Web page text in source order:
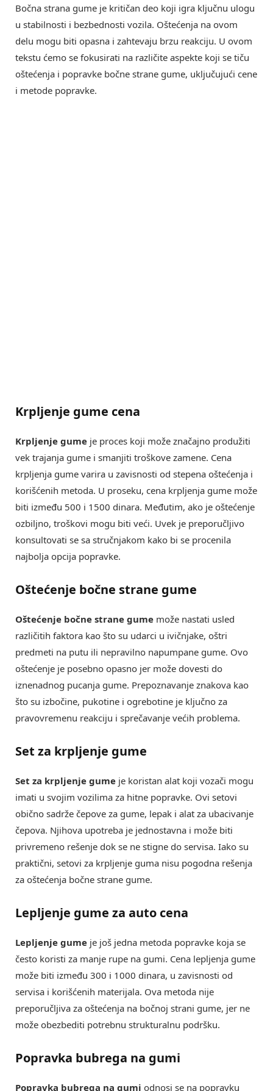
Bočna strana gume je kritičan deo koji igra ključnu ulogu
u stabilnosti i bezbednosti vozila. Oštećenja na ovom
delu mogu biti opasna i zahtevaju brzu reakciju. U ovom
tekstu ćemo se fokusirati na različite aspekte koji se tiču
oštećenja i popravke bočne strane gume, uključujući cene
i metode popravke.
Krpljenje gume cena
Krpljenje gume je proces koji može značajno produžiti
vek trajanja gume i smanjiti troškove zamene. Cena
krpljenja gume varira u zavisnosti od stepena oštećenja i
korišćenih metoda. U proseku, cena krpljenja gume može
biti između 500 i 1500 dinara. Međutim, ako je oštećenje
ozbiljno, troškovi mogu biti veći. Uvek je preporučljivo
konsultovati se sa stručnjakom kako bi se procenila
najbolja opcija popravke.
Oštećenje bočne strane gume
Oštećenje bočne strane gume može nastati usled
različitih faktora kao što su udarci u ivičnjake, oštri
predmeti na putu ili nepravilno napumpane gume. Ovo
oštećenje je posebno opasno jer može dovesti do
iznenadnog pucanja gume. Prepoznavanje znakova kao
što su izbočine, pukotine i ogrebotine je ključno za
pravovremenu reakciju i sprečavanje većih problema.
Set za krpljenje gume
Set za krpljenje gume je koristan alat koji vozači mogu
imati u svojim vozilima za hitne popravke. Ovi setovi
obično sadrže čepove za gume, lepak i alat za ubacivanje
čepova. Njihova upotreba je jednostavna i može biti
privremeno rešenje dok se ne stigne do servisa. Iako su
praktični, setovi za krpljenje guma nisu pogodna rešenja
za oštećenja bočne strane gume.
Lepljenje gume za auto cena
Lepljenje gume je još jedna metoda popravke koja se
često koristi za manje rupe na gumi. Cena lepljenja gume
može biti između 300 i 1000 dinara, u zavisnosti od
servisa i korišćenih materijala. Ova metoda nije
preporučljiva za oštećenja na bočnoj strani gume, jer ne
može obezbediti potrebnu strukturalnu podršku.
Popravka bubrega na gumi
Popravka bubrega na gumi odnosi se na popravku